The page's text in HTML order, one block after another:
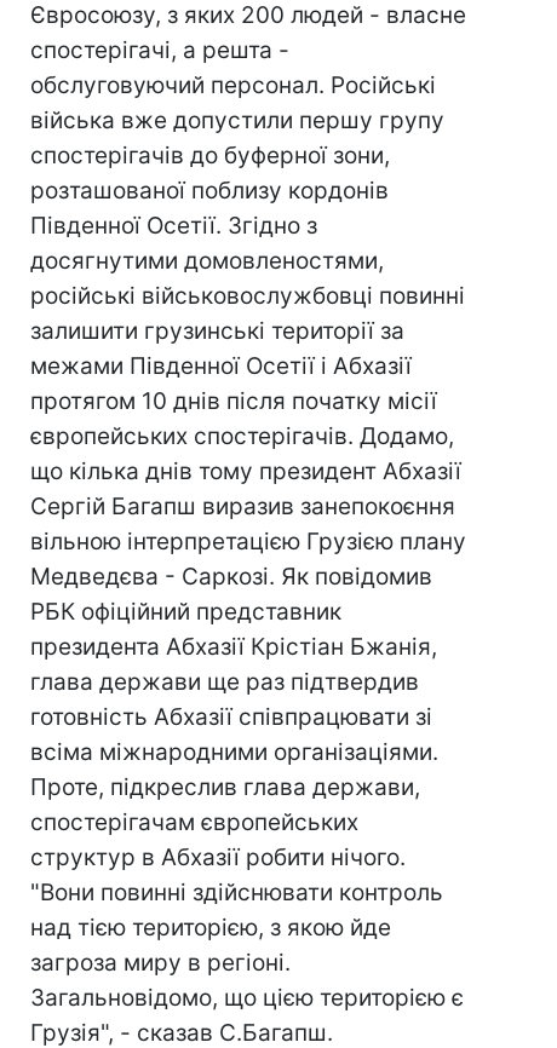
Євросоюзу, з яких 200 людей - власне
спостерігачі, а решта -
обслуговуючий персонал. Російські
війська вже допустили першу групу
спостерігачів до буферної зони,
розташованої поблизу кордонів
Південної Осетії. Згідно з
досягнутими домовленостями,
російські військовослужбовці повинні
залишити грузинські території за
межами Південної Осетії і Абхазії
протягом 10 днів після початку місії
європейських спостерігачів. Додамо,
що кілька днів тому президент Абхазії
Сергій Багапш виразив занепокоєння
вільною інтерпретацією Грузією плану
Медведєва - Саркозі. Як повідомив
РБК офіційний представник
президента Абхазії Крістіан Бжанія,
глава держави ще раз підтвердив
готовність Абхазії співпрацювати зі
всіма міжнародними організаціями.
Проте, підкреслив глава держави,
спостерігачам європейських
структур в Абхазії робити нічого.
"Вони повинні здійснювати контроль
над тією територією, з якою йде
загроза миру в регіоні.
Загальновідомо, що цією територією є
Грузія", - сказав С.Багапш.